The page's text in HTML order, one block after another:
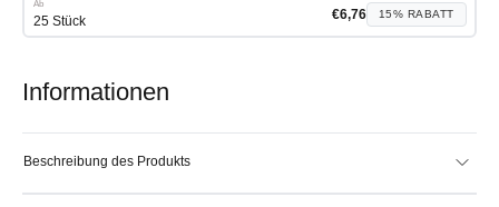
Ab
25 Stück €6,76 15% RABATT
Informationen
Beschreibung des Produkts